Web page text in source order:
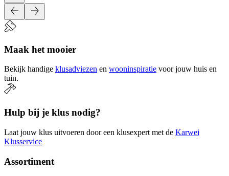
Maak het mooier
Bekijk handige klusadviezen en wooninspiratie voor jouw huis en
tuin.
Hulp bij je klus nodig?
Laat jouw klus uitvoeren door een klusexpert met de Karwei
Klusservice
Assortiment